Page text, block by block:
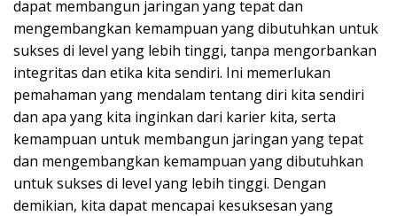
dapat membangun jaringan yang tepat dan
mengembangkan kemampuan yang dibutuhkan untuk
sukses di level yang lebih tinggi, tanpa mengorbankan
integritas dan etika kita sendiri. Ini memerlukan
pemahaman yang mendalam tentang diri kita sendiri
dan apa yang kita inginkan dari karier kita, serta
kemampuan untuk membangun jaringan yang tepat
dan mengembangkan kemampuan yang dibutuhkan
untuk sukses di level yang lebih tinggi. Dengan
demikian, kita dapat mencapai kesuksesan yang